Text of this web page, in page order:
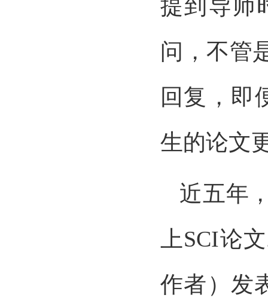
提到导师
问，不管
回复，即
生的论文
近五年
上SCI论
作者）发